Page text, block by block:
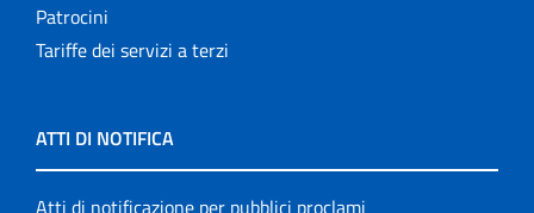
Patrocini
Tariffe dei servizi a terzi
ATTI DI NOTIFICA